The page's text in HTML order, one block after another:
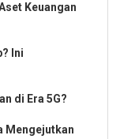
Keuangan
Ini
di Era 5G?
Mengejutkan